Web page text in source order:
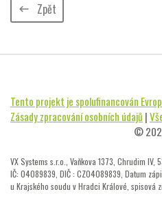
keyboard_backspace Zpět
Tento projekt je spolufinancován
Zásady zpracování osobních údajů |
©
VX Systems s.r.o., Vaňkova 1373, Chrudim IV,
IČ: 04089839, DIČ : CZ04089839, Datum
u Krajského soudu v Hradci Králové, spisová